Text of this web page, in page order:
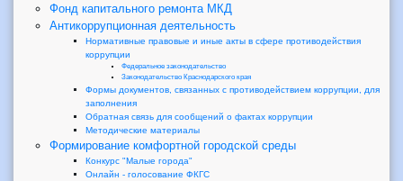
Фонд капитального ремонта МКД
Антикоррупционная деятельность
Нормативные правовые и иные акты в сфере противодействия
коррупции
Федеральное законодательство
Законодательство Краснодарского края
Формы документов, связанных с противодействием коррупции, для
заполнения
Обратная связь для сообщений о фактах коррупции
Методические материалы
Формирование комфортной городской среды
Конкурс "Малые города"
Онлайн - голосование ФКГС